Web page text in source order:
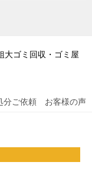
大ゴミ回収・ゴミ屋
分ご依頼 お客様の声